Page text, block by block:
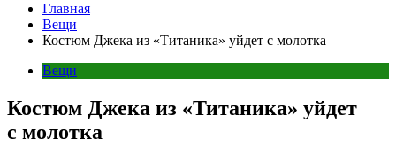
Главная
Вещи
Костюм Джека из «Титаника» уйдет с молотка
Вещи
Костюм Джека из «Титаника» уйдет
с молотка